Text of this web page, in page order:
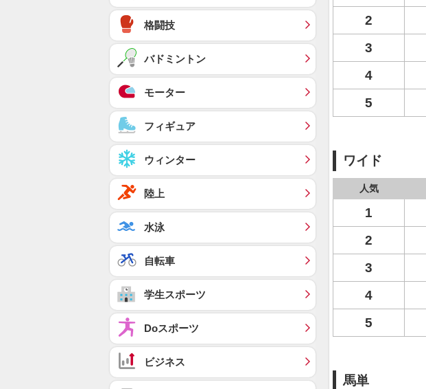
2
3
4
5
ワイド
人気
1
2
3
4
5
馬単
格闘技
バドミントン
モーター
フィギュア
ウィンター
陸上
水泳
自転車
学生スポーツ
Doスポーツ
ビジネス